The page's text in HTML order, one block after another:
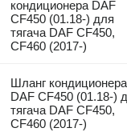
кондиционера DAF
CF450 (01.18-) для
тягача DAF CF450,
CF460 (2017-)
Шланг кондиционера
DAF CF450 (01.18-)
тягача DAF CF450,
CF460 (2017-)